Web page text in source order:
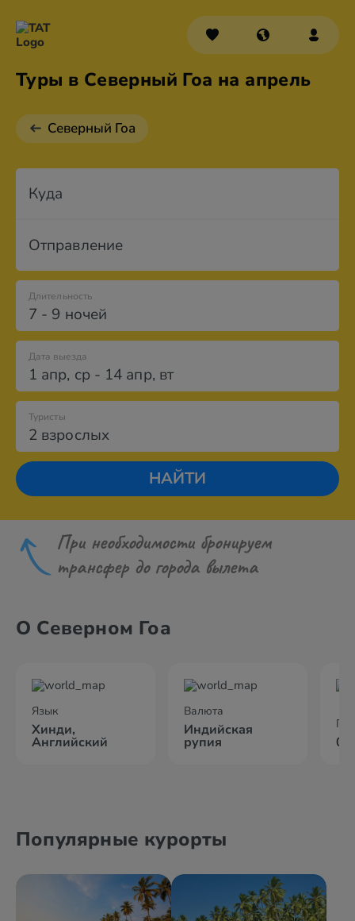
Туры в Северный Гоа на апрель
Северный Гоа
Куда
Отправление
7 - 9 ночей
Длительность
Дата выезда
1 апр, ср- 14 апр, вт
2 взрослых
Туристы
НАЙТИ
При необходимости бронируем
трансфер до города вылета
О Северном Гоа
Язык
Хинди,
Английский
Валюта
Индийская
рупия
Популярные курорты